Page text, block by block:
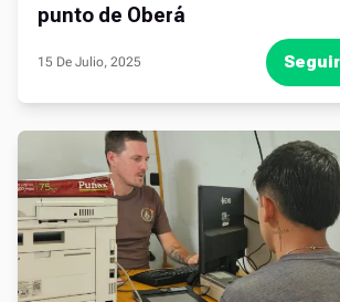
punto de Oberá
15 De Julio, 2025